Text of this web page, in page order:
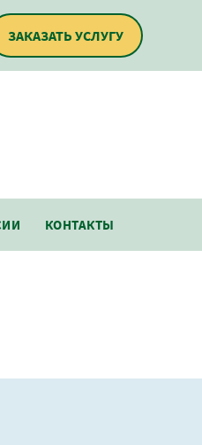
ЗАКАЗАТЬ УСЛУГУ
КОНТАКТЫ